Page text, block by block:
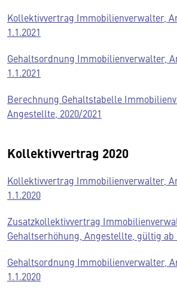
Kollektivvertrag Immobilienverwalter,
1.1.2021
Gehaltsordnung Immobilienverwalter,
1.1.2021
Berechnung Gehaltstabelle
Angestellte, 2020/2021
Kollektivvertrag 2020
Kollektivvertrag Immobilienverwalter,
1.1.2020
Zusatzkollektivvertrag
Gehaltserhöhung, Angestellte, gültig ab
Gehaltsordnung Immobilienverwalter,
1.1.2020